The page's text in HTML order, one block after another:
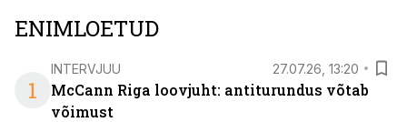
ENIMLOETUD
1
INTERVJUU 27.07.26, 13:20
McCann Riga loovjuht: antiturundus võtab
võimust